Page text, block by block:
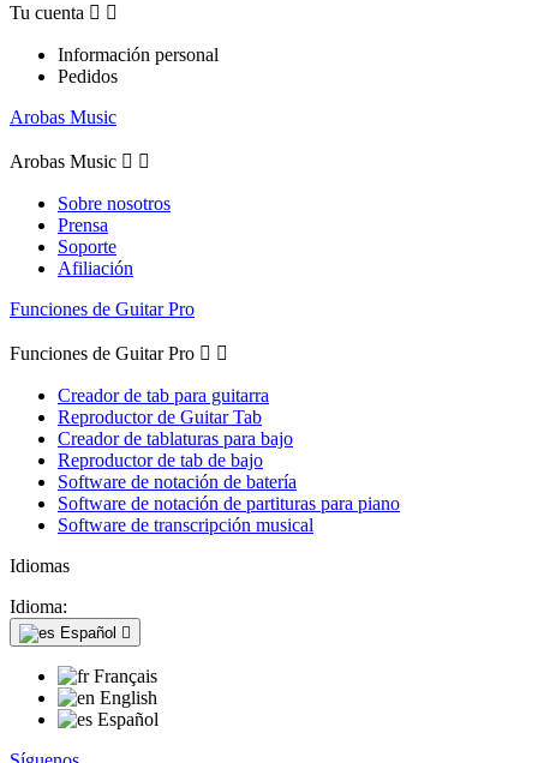
Tu cuenta  
Información personal
Pedidos
Arobas Music
Arobas Music  
Sobre nosotros
Prensa
Soporte
Afiliación
Funciones de Guitar Pro
Funciones de Guitar Pro  
Creador de tab para guitarra
Reproductor de Guitar Tab
Creador de tablaturas para bajo
Reproductor de tab de bajo
Software de notación de batería
Software de notación de partituras para piano
Software de transcripción musical
Idiomas
Idioma:
Español 
Français
English
Español